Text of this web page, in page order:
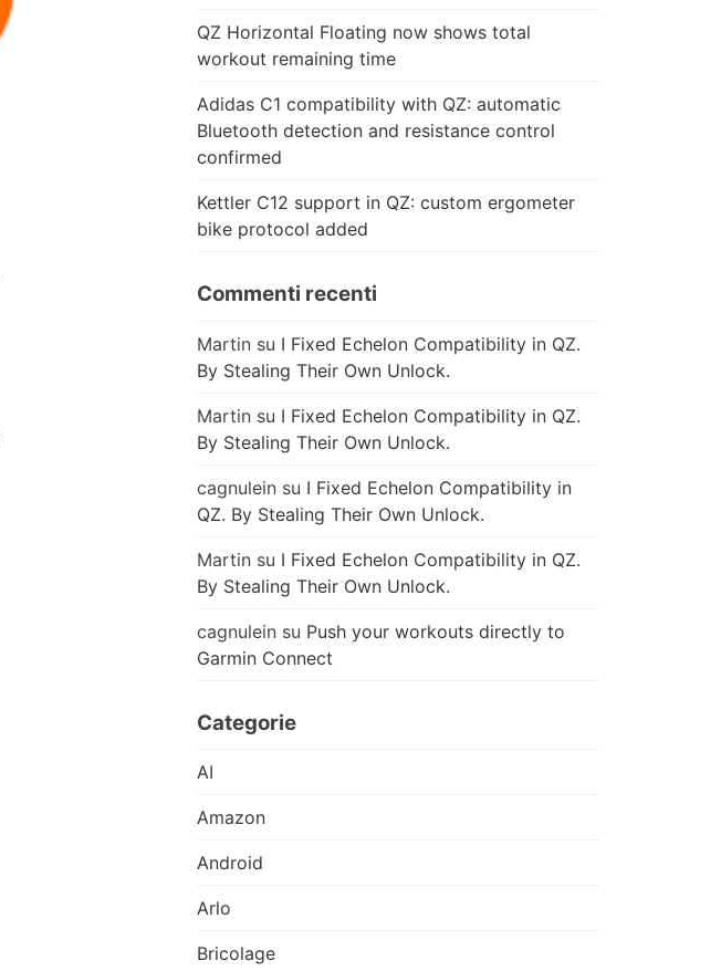
QZ Horizontal Floating now shows total
workout remaining time
Adidas C1 compatibility with QZ: automatic
Bluetooth detection and resistance control
confirmed
Kettler C12 support in QZ: custom ergometer
bike protocol added
Commenti recenti
Martin su I Fixed Echelon Compatibility in QZ.
By Stealing Their Own Unlock.
Martin su I Fixed Echelon Compatibility in QZ.
By Stealing Their Own Unlock.
cagnulein su I Fixed Echelon Compatibility in
QZ. By Stealing Their Own Unlock.
Martin su I Fixed Echelon Compatibility in QZ.
By Stealing Their Own Unlock.
cagnulein su Push your workouts directly to
Garmin Connect
Categorie
AI
Amazon
Android
Arlo
Bricolage